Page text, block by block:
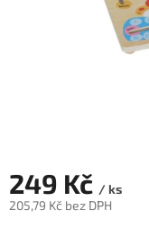
249 Kč / ks
205,79 Kč bez DPH